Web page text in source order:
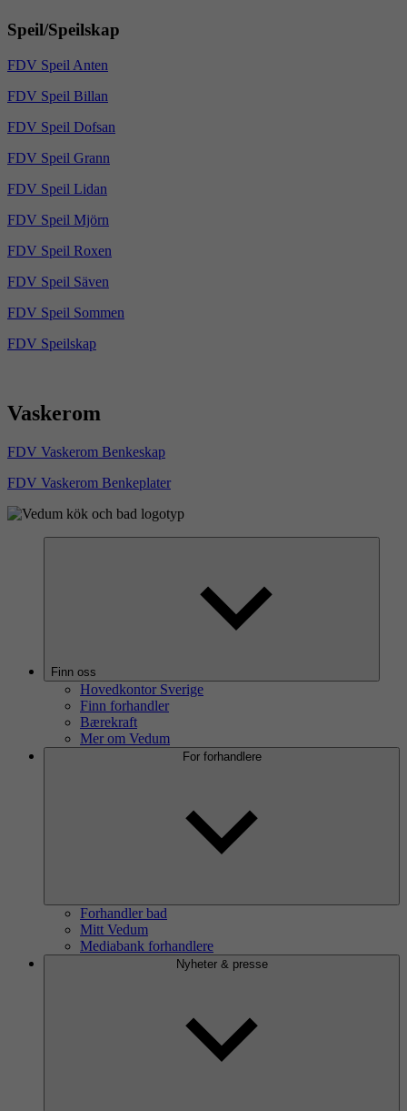
Speil/Speilskap
FDV Speil Anten
FDV Speil Billan
FDV Speil Dofsan
FDV Speil Grann
FDV Speil Lidan
FDV Speil Mjörn
FDV Speil Roxen
FDV Speil Säven
FDV Speil Sommen
FDV Speilskap
Vaskerom
FDV Vaskerom Benkeskap
FDV Vaskerom Benkeplater
Finn oss
Hovedkontor Sverige
Finn forhandler
Bærekraft
Mer om Vedum
For forhandlere
Forhandler bad
Mitt Vedum
Mediabank forhandlere
Nyheter & presse